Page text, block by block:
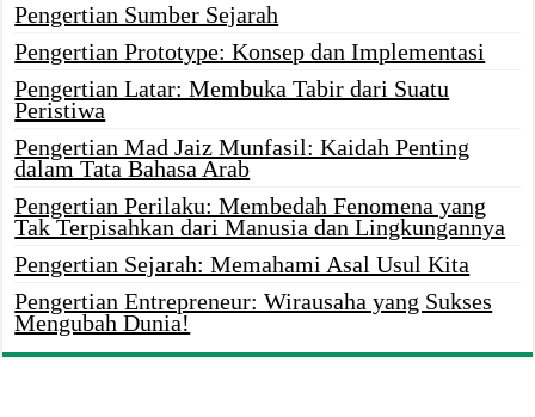
Pengertian Sumber Sejarah
Pengertian Prototype: Konsep dan Implementasi
Pengertian Latar: Membuka Tabir dari Suatu
Peristiwa
Pengertian Mad Jaiz Munfasil: Kaidah Penting
dalam Tata Bahasa Arab
Pengertian Perilaku: Membedah Fenomena yang
Tak Terpisahkan dari Manusia dan Lingkungannya
Pengertian Sejarah: Memahami Asal Usul Kita
Pengertian Entrepreneur: Wirausaha yang Sukses
Mengubah Dunia!